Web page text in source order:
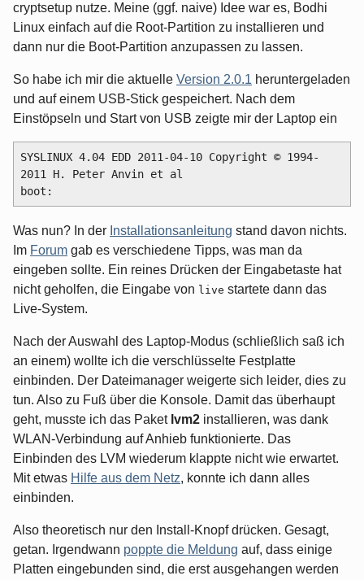
cryptsetup nutze. Meine (ggf. naive) Idee war es, Bodhi
Linux einfach auf die Root-Partition zu installieren und
dann nur die Boot-Partition anzupassen zu lassen.
So habe ich mir die aktuelle Version 2.0.1 heruntergeladen
und auf einem USB-Stick gespeichert. Nach dem
Einstöpseln und Start von USB zeigte mir der Laptop ein
SYSLINUX 4.04 EDD 2011-04-10 Copyright © 1994-
2011 H. Peter Anvin et al
boot:
Was nun? In der Installationsanleitung stand davon nichts.
Im Forum gab es verschiedene Tipps, was man da
eingeben sollte. Ein reines Drücken der Eingabetaste hat
nicht geholfen, die Eingabe von live startete dann das
Live-System.
Nach der Auswahl des Laptop-Modus (schließlich saß ich
an einem) wollte ich die verschlüsselte Festplatte
einbinden. Der Dateimanager weigerte sich leider, dies zu
tun. Also zu Fuß über die Konsole. Damit das überhaupt
geht, musste ich das Paket lvm2 installieren, was dank
WLAN-Verbindung auf Anhieb funktionierte. Das
Einbinden des LVM wiederum klappte nicht wie erwartet.
Mit etwas Hilfe aus dem Netz, konnte ich dann alles
einbinden.
Also theoretisch nur den Install-Knopf drücken. Gesagt,
getan. Irgendwann poppte die Meldung auf, dass einige
Platten eingebunden sind, die erst ausgehangen werden